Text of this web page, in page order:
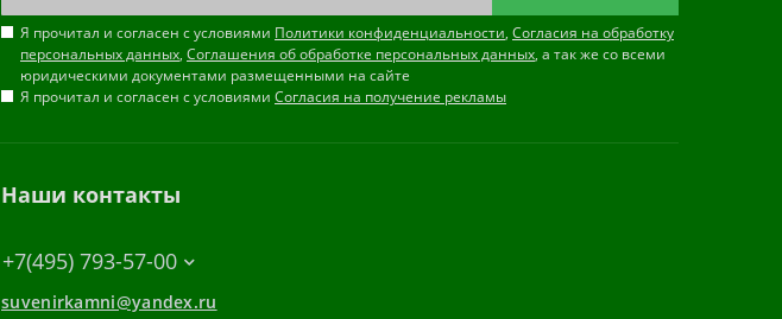
Я прочитал и согласен с условиями Политики конфиденциальности, Согласия на обработку
персональных данных, Соглашения об обработке персональных данных, а так же со всеми
юридическими документами размещенными на сайте
Я прочитал и согласен с условиями Согласия на получение рекламы
Наши контакты
+7(495) 793-57-00
suvenirkamni@yandex.ru